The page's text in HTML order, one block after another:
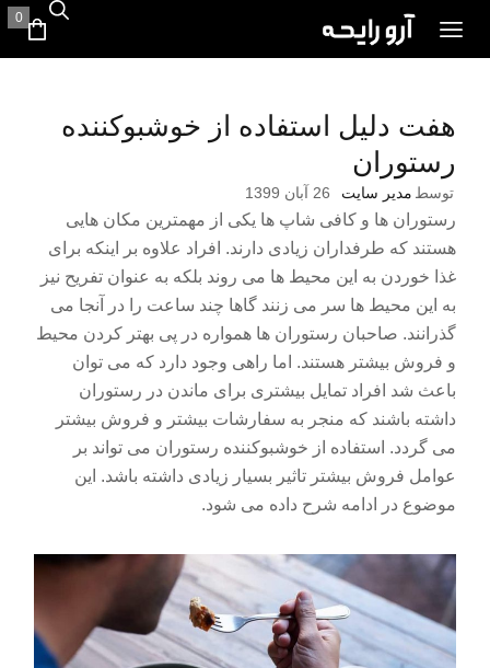
0
هفت دلیل استفاده از خوشبوکننده
رستوران
توسط مدیر سایت 26 آبان 1399
رستوران ها و کافی شاپ ها یکی از مهمترین مکان هایی
هستند که طرفداران زیادی دارند. افراد علاوه بر اینکه برای
غذا خوردن به این محیط ها می روند بلکه به عنوان تفریح نیز
به این محیط ها سر می زنند گاها چند ساعت را در آنجا می
گذرانند. صاحبان رستوران ها همواره در پی بهتر کردن محیط
و فروش بیشتر هستند. اما راهی وجود دارد که می توان
باعث شد افراد تمایل بیشتری برای ماندن در رستوران
داشته باشند که منجر به سفارشات بیشتر و فروش بیشتر
می گردد. استفاده از خوشبوکننده رستوران می تواند بر
عوامل فروش بیشتر تاثیر بسیار زیادی داشته باشد. این
موضوع در ادامه شرح داده می شود.